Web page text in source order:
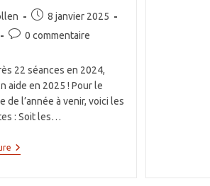
Publication
8 janvier 2025
Commentaires
publication :
0 commentaire
22 séances en 2024,
aide en 2025 ! Pour le
de l’année à venir, voici les
: Soit les…
Atelier